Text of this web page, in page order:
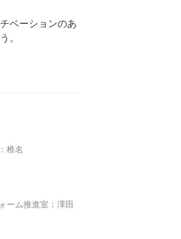
ベーションのあ
。
椎名
ーム推進室：澤田